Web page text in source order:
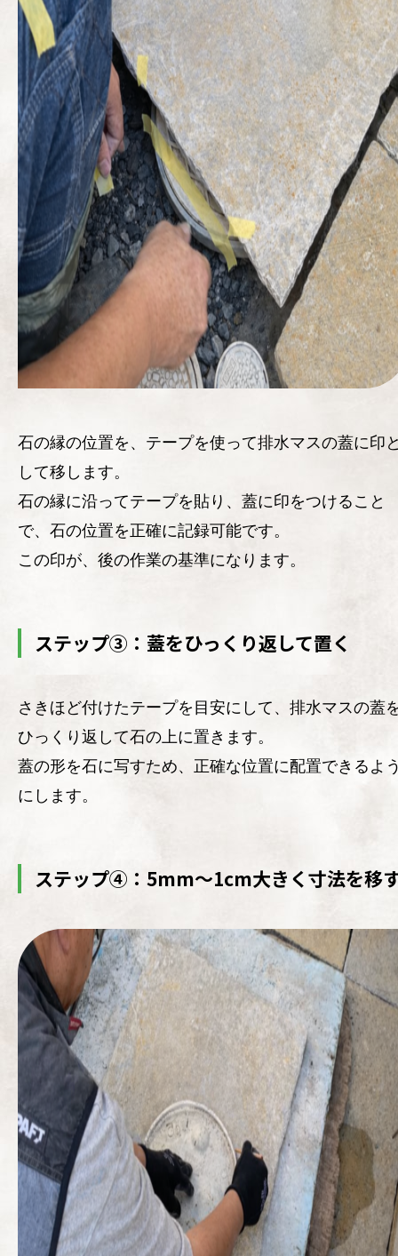
石の縁の位置を、テープを使って排水マスの蓋に印
して移します。
石の縁に沿ってテープを貼り、蓋に印をつけること
で、石の位置を正確に記録可能です。
この印が、後の作業の基準になります。
ステップ③：蓋をひっくり返して置く
さきほど付けたテープを目安にして、排水マスの蓋
ひっくり返して石の上に置きます。
蓋の形を石に写すため、正確な位置に配置できるよ
にします。
ステップ④：5mm〜1cm大きく寸法を移